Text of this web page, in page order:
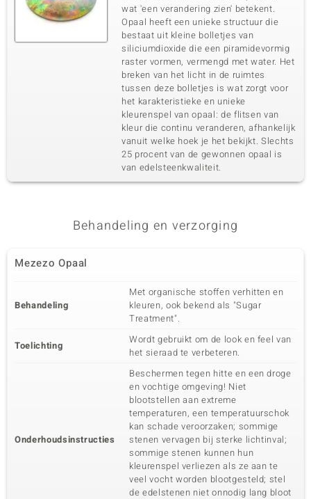
Vierde edelsteen
Aantal en grootte
2 à 5 mm
Slijpvorm
Rond geslepen
Herkomst
Ethiopië
Karaatgewicht som Slijpvorm
Prong
Zesde edelsteen
Mezezo Opaal 10 à versch. mm
Rond geslepen
Herkomst
Ethiopië
wat 'een verandering zien' betekent.
Opaal heeft een unieke structuur die
bestaat uit kleine bolletjes van
siliciumdioxide die een piramidevormig
raster vormen, vermengd met water. Het
breken van het licht in de ruimtes
tussen deze bolletjes is wat zorgt voor
het karakteristieke en unieke
kleurenspel van opaal: de flitsen van
kleur die continu veranderen, afhankelijk
vanuit welke hoek je het bekijkt. Slechts
25 procent van de gewonnen opaal is
van edelsteenkwaliteit.
Behandeling en verzorging
Mezezo Opaal
Behandeling
Met organische stoffen verhitten en
kleuren, ook bekend als "Sugar
Treatment".
Toelichting
Wordt gebruikt om de look en feel van
het sieraad te verbeteren.
Onderhoudsinstructies
Beschermen tegen hitte en een droge
en vochtige omgeving! Niet
blootstellen aan extreme
temperaturen, een temperatuurschok
kan schade veroorzaken; sommige
stenen vervagen bij sterke lichtinval;
sommige stenen kunnen hun
kleurenspel verliezen als ze aan te
veel vocht worden blootgesteld; stel
de edelstenen niet onnodig lang bloot